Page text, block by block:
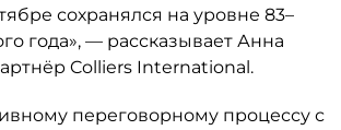
сохранялся на уровне 83–
года», — рассказывает Анна
Colliers International.
переговорному процессу с